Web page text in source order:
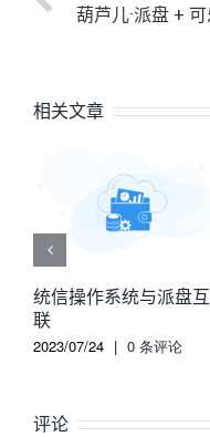
相关文章
统信操作系统与派盘互
联
2023/07/24 | 0 条评论
评论